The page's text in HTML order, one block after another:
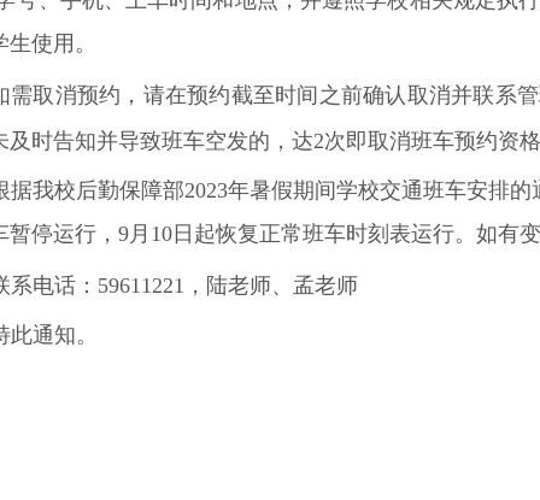
使用。
需取消预约，请在预约截至时间之前确认取消并联系
及时告知并导致班车空发的，达2次即取消班车预约资
据我校后勤保障部2023年暑假期间学校交通班车安排的
暂停运行，9月10日起恢复正常班车时刻表运行。如有
系电话： 59611221 ，陆老师、孟老师
此通知。